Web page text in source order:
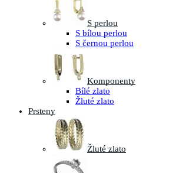
S perlou
S bílou perlou
S černou perlou
Komponenty
Bílé zlato
Žluté zlato
Prsteny
Žluté zlato